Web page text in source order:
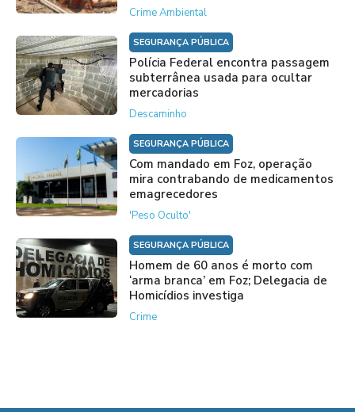
Crime Ambiental
SEGURANÇA PÚBLICA
Polícia Federal encontra passagem
subterrânea usada para ocultar
mercadorias
Descaminho
SEGURANÇA PÚBLICA
Com mandado em Foz, operação
mira contrabando de medicamentos
emagrecedores
'Peso Oculto'
SEGURANÇA PÚBLICA
Homem de 60 anos é morto com
‘arma branca’ em Foz; Delegacia de
Homicídios investiga
Crime